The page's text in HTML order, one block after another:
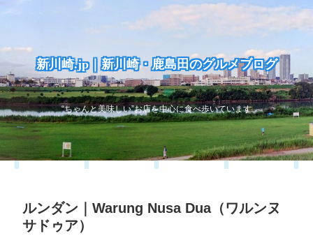
新川崎.jp｜新川崎・鹿島田のグルメブログ
“ちゃんと美味しい”お店を中心に食べ歩いています
ルンダン｜Warung Nusa Dua（ワルンヌ
サドゥア）